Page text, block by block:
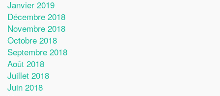
Janvier 2019
Décembre 2018
Novembre 2018
Octobre 2018
Septembre 2018
Août 2018
Juillet 2018
Juin 2018